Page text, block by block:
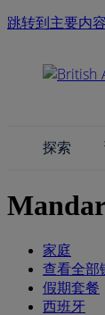
跳转到主要内容
探索
家庭
查看全部
假期套餐
西班牙